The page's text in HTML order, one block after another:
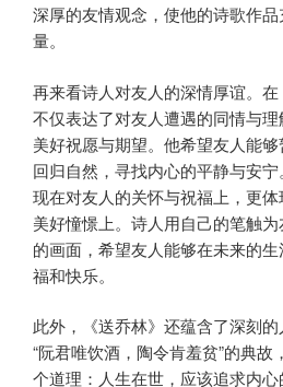
深厚的友情观念，使他的诗歌作
量。
再来看诗人对友人的深情厚谊。
不仅表达了对友人遭遇的同情与
美好祝愿与期望。他希望友人能够
回归自然，寻找内心的平静与安
现在对友人的关怀与祝福上，更
美好憧憬上。诗人用自己的笔触
的画面，希望友人能够在未来的
福和快乐。
此外，《送乔林》还蕴含了深刻
“阮君唯饮酒，陶令肯羞贫”的典
个道理：人生在世，应该追求内